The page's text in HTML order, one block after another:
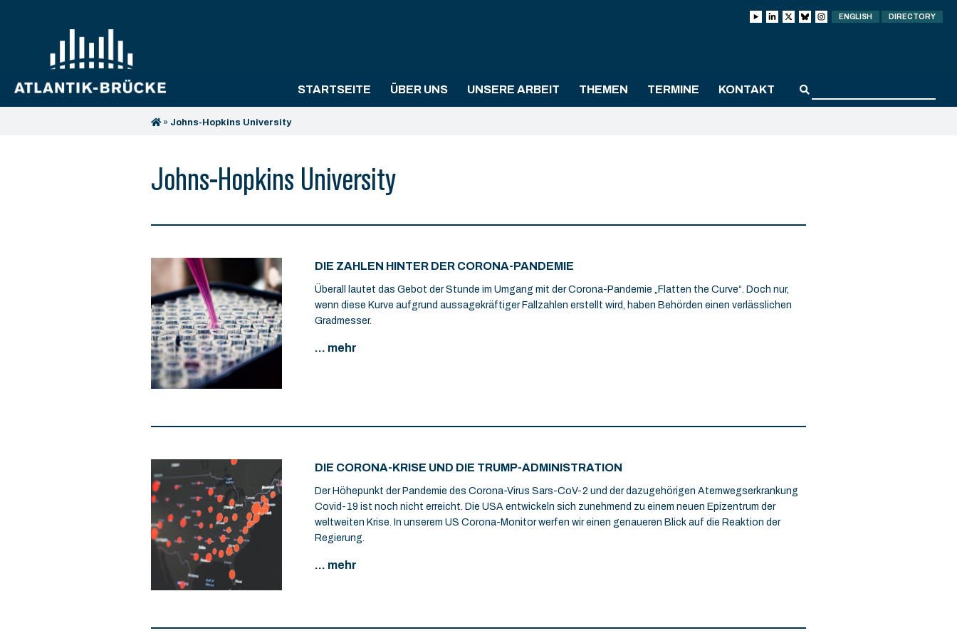
ENGLISH DIRECTORY
STARTSEITE ÜBER UNS UNSERE ARBEIT THEMEN TERMINE KONTAKT
» Johns-Hopkins University
Johns-Hopkins University
DIE ZAHLEN HINTER DER CORONA-PANDEMIE
Überall lautet das Gebot der Stunde im Umgang mit der Corona-Pandemie „Flatten the Curve“. Doch nur,
wenn diese Kurve aufgrund aussagekräftiger Fallzahlen erstellt wird, haben Behörden einen verlässlichen
Gradmesser.
... mehr
DIE CORONA-KRISE UND DIE TRUMP-ADMINISTRATION
Der Höhepunkt der Pandemie des Corona-Virus Sars-CoV-2 und der dazugehörigen Atemwegserkrankung
Covid-19 ist noch nicht erreicht. Die USA entwickeln sich zunehmend zu einem neuen Epizentrum der
weltweiten Krise. In unserem US Corona-Monitor werfen wir einen genaueren Blick auf die Reaktion der
Regierung.
... mehr